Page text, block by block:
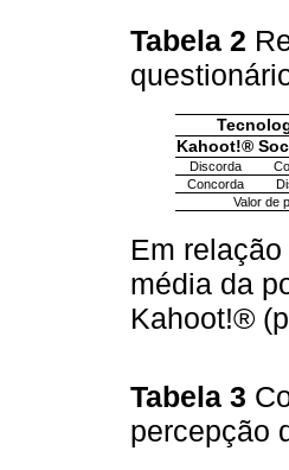
Tabela 2
Kahoot!®
Discorda
Concorda
Valor de p
Em
média da
Kahoot!®
Tabela 3
percepção